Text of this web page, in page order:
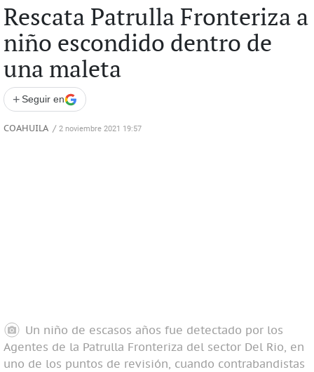
Rescata Patrulla Fronteriza a
niño escondido dentro de
una maleta
+ Seguir en
COAHUILA / 2 noviembre 2021 19:57
Un niño de escasos años fue detectado por los
Agentes de la Patrulla Fronteriza del sector Del Rio, en
uno de los puntos de revisión, cuando contrabandistas